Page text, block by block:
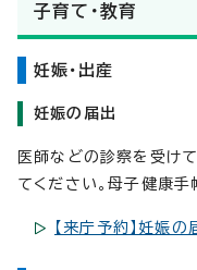
子育て・教育
妊娠・出産
妊娠の届出
医師などの診察を受け
てください。母子健康手
【来庁予約】妊娠の